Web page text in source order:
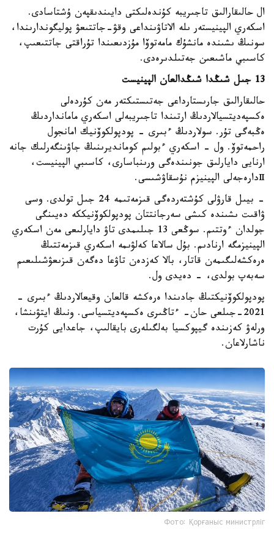
ال حالىقارالىق تاجىريبە كۇندەلىكتى دايىندىقپەن ۇشتاسادى.
اسكەري الپينيستەر ىلە الاتاۋىنداعى وقۋ-جاتتىعۋ پوليگوندارىندا،
سونىڭ ىشىندە مانشۇك مامەتوۆا مۇزدىعىندا تۇراقتى جاتتىعىپ،
كاسىبي ماشىعىن جەتىلدىرەدى.
13 جىل شىڭدا شىڭدالعان الپينيست
حالىقارالىق جارىستارداعى جەتىستىكتەر مەن كۇردەلى
ەكسپەديتسيالاردىڭ ارتىندا تاجىريبەلى اسكەري مامانداردىڭ
ەڭبەگى تۇر. سولاردىڭ ءبىرى - پودپولكوۆنيك امانجول
راحمەتوۆ. ول - اسكەري ءبولىم كومانديرىنىڭ جاۋىنگەرلىك جانە
ارنايى دايارلىق جونىندەگى ورىنباسارى، كاسىبي الپينيست،
Ⅱدارەجەلى الپينيزم نۇسقاۋشىسى.
- بيىل قارۋلى كۇشتەردەگى قىزمەتىمە 24 جىل تولدى. وسى
ۋاقىت ىشىندە كىشى سەرجانتتان پودپولكوۆنيككە دەيىنگى
جولدان ءوتتىم. سوڭعى 13 جىلىمدى تاۋ دايارلىعى مەن اسكەري
الپينيزمگە ارنادىم. بۇل سالاعا كەلۋىمە اسكەري قىزمەتتىڭ
ەرەكشەلىگىمەن قاتار، بالا كەزدەن تاۋعا دەگەن قىزىعۋشىلىعىم
سەبەپ بولدى، - دەيدى ول.
پودپولكوۆنيكتىڭ جادىندا ەرەكشە قالعان وقيعالاردىڭ ءبىرى -
2021-جىلعى حان- ءتاڭىرى ەكسپەديتسياسى. ونىڭ ايتۋىنشا،
ورلەۋ كەزىندە گيپوكسيا بەلگىلەرى بايقالىپ، جاعدايى كۇرت
ناشارلاعان.
Фото: Қорғаныс министрліг